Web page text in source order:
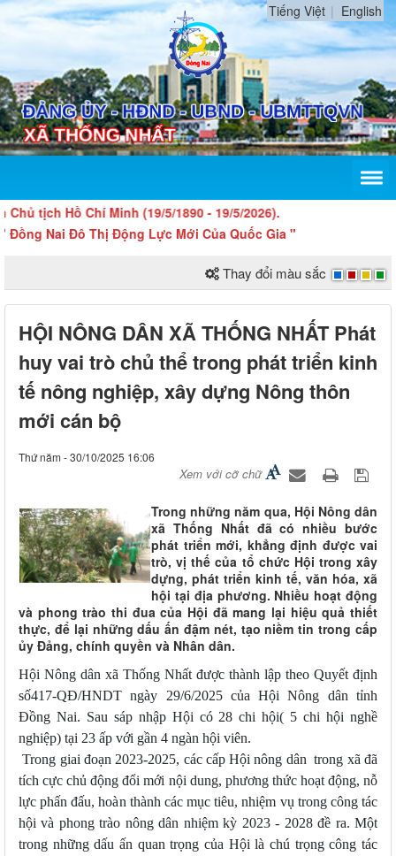
Tiếng Việt English
Chí Minh (19/5/1890 - 19/5/2026).
Thị Động Lực Mới Của Quốc Gia "
Thay đổi màu sắc
HỘI NÔNG DÂN XÃ THỐNG NHẤT Phát
huy vai trò chủ thể trong phát triển kinh
tế nông nghiệp, xây dựng Nông thôn
mới cán bộ
Thứ năm - 30/10/2025 16:06
Xem với cỡ chữ
Trong những năm qua, Hội Nông dân
xã Thống Nhất đã có nhiều bước
phát triển mới, khẳng định được vai
trò, vị thế của tổ chức Hội trong xây
dựng, phát triển kinh tế, văn hóa, xã
hội tại địa phương. Nhiều hoạt động
và phong trào thi đua của Hội đã mang lại hiệu quả thiết
thực, để lại những dấu ấn đậm nét, tạo niềm tin trong cấp
ủy Đảng, chính quyền và Nhân dân.
Hội Nông dân xã Thống Nhất được thành lập theo Quyết định
số417-QĐ/HNDT ngày 29/6/2025 của Hội Nông dân tỉnh
Đồng Nai. Sau sáp nhập Hội có 28 chi hội( 5 chi hội nghề
nghiệp) tại 23 ấp với gần 4 ngàn hội viên.
Trong giai đoạn 2023-2025, các cấp Hội nông dân trong xã đã
tích cực chủ động đổi mới nội dung, phương thức hoạt động, nỗ
lực phấn đấu, hoàn thành các mục tiêu, nhiệm vụ trong công tác
hội và phong trào nông dân nhiệm kỳ 2023 - 2028 đề ra. Một
trong những dấu ấn quan trọng của Hội là chú trọng công tác